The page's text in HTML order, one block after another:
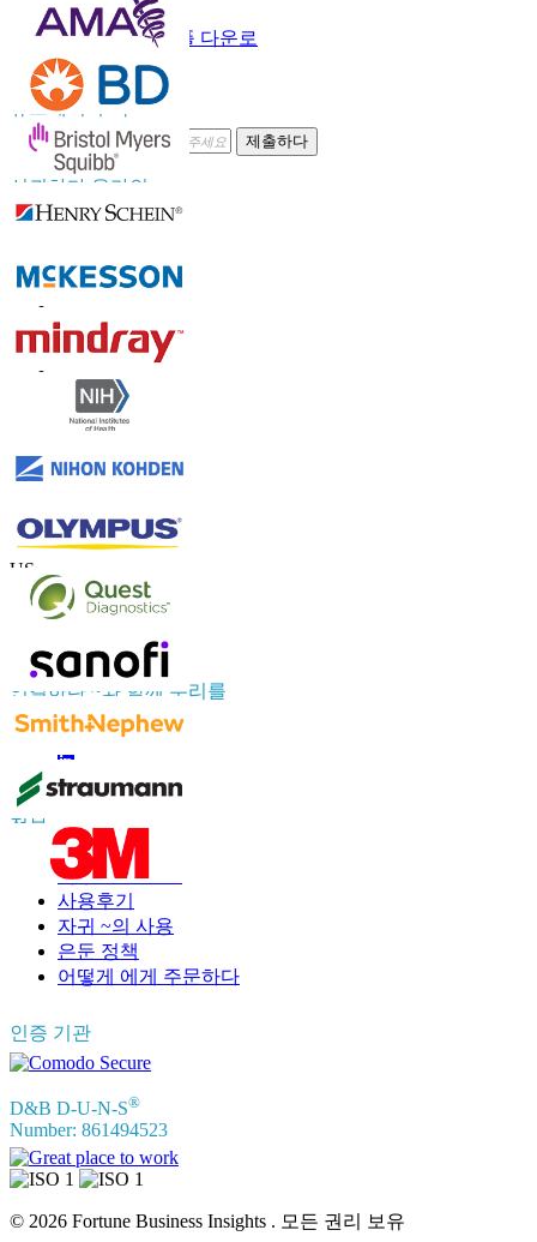
이메일
샘플 다운로
드
뉴스레터 구독
제출하다
신뢰하다 온라인
연락하다 우리를
US
UK+44 808 502 0280 (Toll Free )
APAC+91 744 740 1245
sales@fortunebusinessinsights.com
연결하다 ~와 함께 우리를
정보
자주 묻는 질문
사용후기
자귀 ~의 사용
은둔 정책
어떻게 에게 주문하다
인증 기관
D&B D-U-N-S®
Number: 861494523
© 2026 Fortune Business Insights . 모든 권리 보유